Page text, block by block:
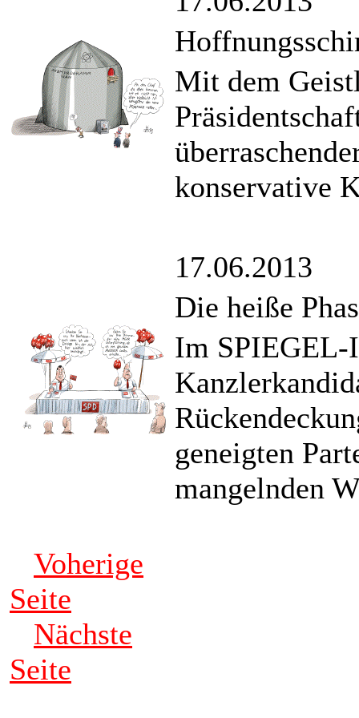
Mit dem
konservative
17.06.2013
Die heiße
Im SPIEGEL-
geneigten
mangelnden
Voherige
Seite
Nächste
Seite